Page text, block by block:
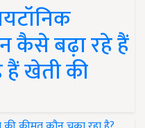
कैसे बढ़ा रहे हैं
हैं खेती की